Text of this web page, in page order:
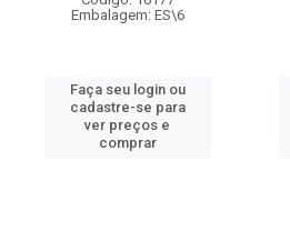
Embalagem: ES\6
Faça seu login ou
cadastre-se para
ver preços e
comprar